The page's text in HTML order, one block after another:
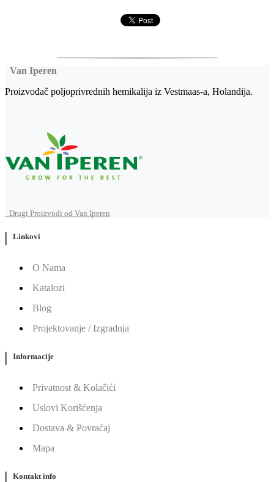
Van Iperen
Proizvođač poljoprivrednih hemikalija iz Vestmaas-a, Holandija.
Drugi Proizvodi od Van Iperen
Linkovi
O Nama
Katalozi
Blog
Projektovanje / Izgradnja
Informacije
Privatnost & Kolačići
Uslovi Korišćenja
Dostava & Povraćaj
Mapa
Kontakt info